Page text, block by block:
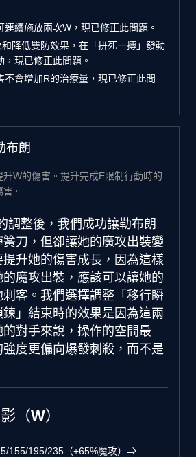
連續施放兩次W，現已修正此問題。
降低雙防效果，在「拼死一搏」發動
，現已修正此問題。
不會增加R的治療量，現已修正此問
布朗
升W的傷害。提升完成E限制行動時的
害。
調整後，我們成功讓勒布朗
刀，但卻讓她的魔攻出裝變
升她的傷害成長，因為這樣
魔攻出裝，應該可以讓她的
客。我們選擇調整「移行瞬
」結束時的效果是因為這兩
對手來說，操作的空間最
度更偏向爆發刺殺，而不是
（W）
155/195/235（+65%魔攻）⇒